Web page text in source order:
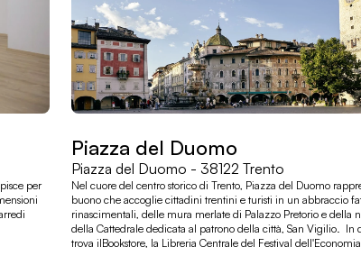
per
Piazza del Duomo
Piazza del Duomo - 38122 Trento
Nel cuore del centro storico di Trento, Piazza del Duomo
buono che accoglie cittadini trentini e turisti in un abbraccio
rinascimentali, delle mura merlate di Palazzo Pretorio e della
della Cattedrale dedicata al patrono della città, San Vigilio. In
trova ilBookstore, la Libreria Centrale del Festival